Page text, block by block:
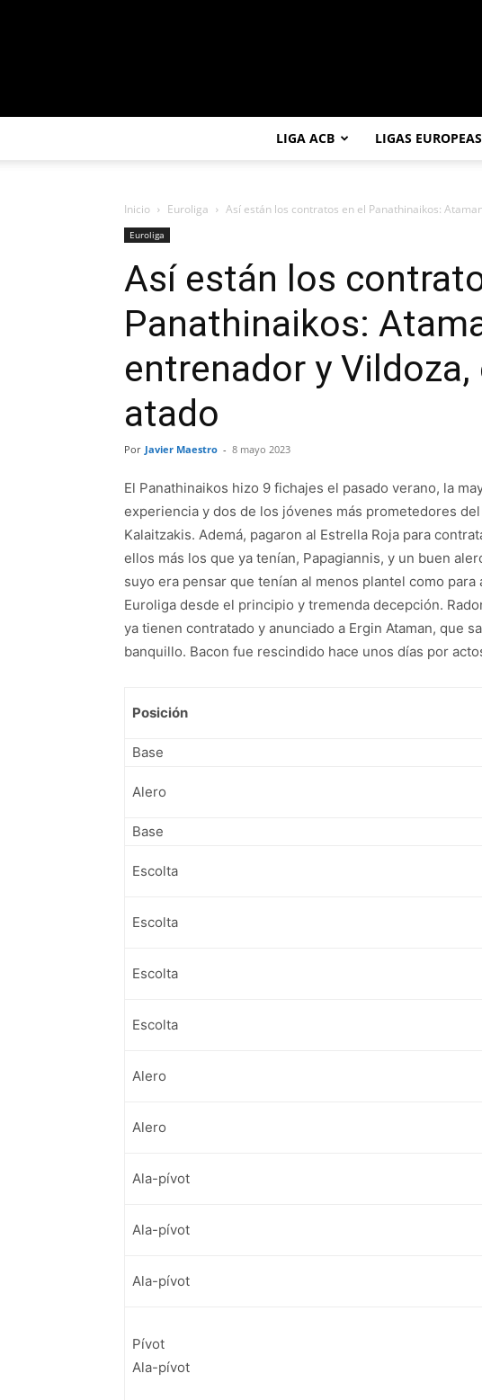
LIGA ACB LIGAS EUROPEAS
Inicio Euroliga Así están los contratos en el Panathinaikos:
Euroliga
Así están los
Panathinaikos:
entrenador y
atado
Por Javier Maestro - 8 mayo 2023
El Panathinaikos hizo 9 fichajes el pasado verano, la
experiencia y dos de los jóvenes más prometedores
Kalaitzakis. Ademá, pagaron al Estrella Roja para
ellos más los que ya tenían, Papagiannis, y un buen
suyo era pensar que tenían al menos plantel como
Euroliga desde el principio y tremenda decepción.
ya tienen contratado y anunciado a Ergin Ataman, que
banquillo. Bacon fue rescindido hace unos días por
Posición
Base
Alero
Base
Escolta
Escolta
Escolta
Escolta
Alero
Alero
Ala-pívot
Ala-pívot
Ala-pívot
Pívot
Ala-pívot